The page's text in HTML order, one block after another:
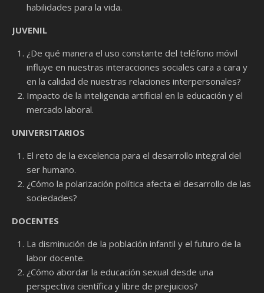
habilidades para la vida.
JUVENIL
¿De qué manera el uso constante del teléfono móvil
influye en nuestras interacciones sociales cara a cara y
en la calidad de nuestras relaciones interpersonales?
Impacto de la inteligencia artificial en la educación y el
mercado laboral.
UNIVERSITARIOS
El reto de la excelencia para el desarrollo integral del
ser humano.
¿Cómo la polarización política afecta el desarrollo de las
sociedades?
DOCENTES
La disminución de la población infantil y el futuro de la
labor docente.
¿Cómo abordar la educación sexual desde una
perspectiva científica y libre de prejuicios?